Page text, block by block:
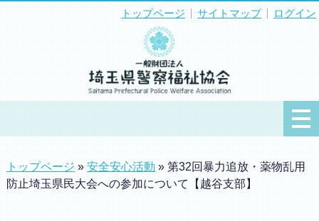
トップページ サイトマップ ログイン
トップページ »安全安心活動 » 第32回暴力追放・薬物乱用
防止埼玉県民大会への参加について【越谷支部】